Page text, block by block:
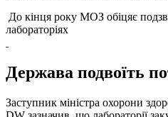
До кінця року МОЗ обіцяє
лабораторіях
Держава подвоїть
Заступник міністра охорони